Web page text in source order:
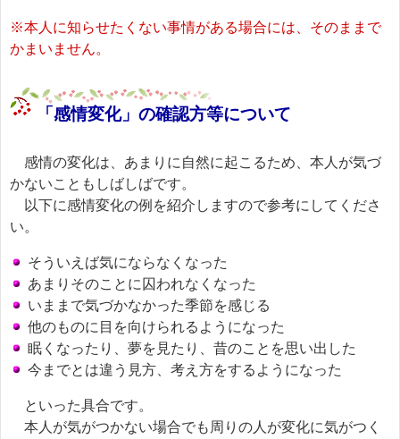
※本人に知らせたくない事情がある場合には、そのままで
かまいません。
「感情変化」の確認方等について
感情の変化は、あまりに自然に起こるため、本人が気づ
かないこともしばしばです。
以下に感情変化の例を紹介しますので参考にしてくださ
い。
そういえば気にならなくなった
あまりそのことに囚われなくなった
いままで気づかなかった季節を感じる
他のものに目を向けられるようになった
眠くなったり、夢を見たり、昔のことを思い出した
今までとは違う見方、考え方をするようになった
といった具合です。
本人が気がつかない場合でも周りの人が変化に気がつく